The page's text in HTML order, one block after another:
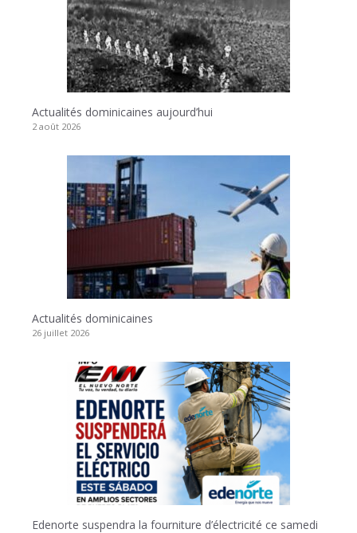
Actualités dominicaines aujourd’hui
2 août 2026
Actualités dominicaines
26 juillet 2026
Edenorte suspendra la fourniture d’électricité ce samedi